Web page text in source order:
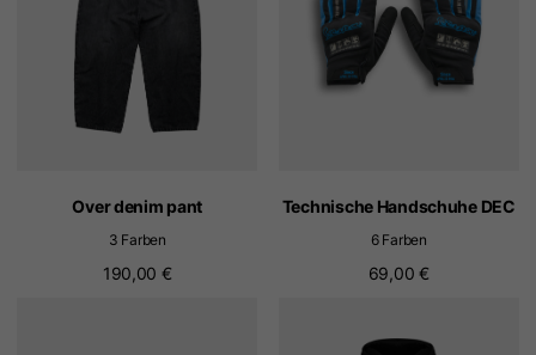
Over denim pant
3 Farben
190,00 €
Technische Handschuhe DEC
6 Farben
69,00 €